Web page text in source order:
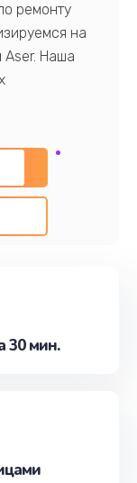
ремонту
на
Aser. Наша
и
ремонт с
а
на
30 мин.